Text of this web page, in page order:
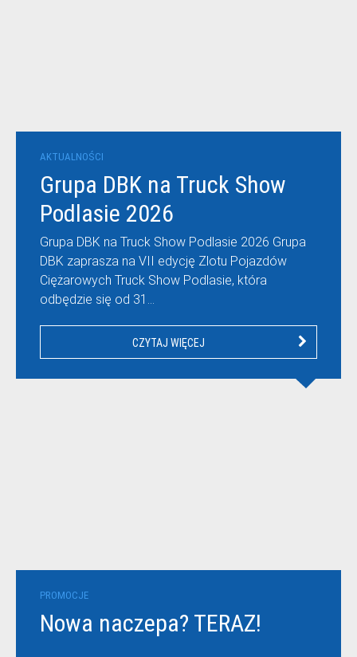
AKTUALNOŚCI
Grupa DBK na Truck Show
Podlasie 2026
Grupa DBK na Truck Show Podlasie 2026 Grupa
DBK zaprasza na VII edycję Zlotu Pojazdów
Ciężarowych Truck Show Podlasie, która
odbędzie się od 31…
CZYTAJ WIĘCEJ
PROMOCJE
Nowa naczepa? TERAZ!